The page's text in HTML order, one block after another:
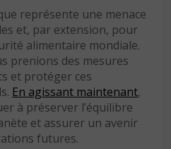
représente une menace
et, par extension, pour
alimentaire mondiale.
prenions des mesures
et protéger ces
En agissant maintenant,
à préserver l’équilibre
et assurer un avenir
futures.